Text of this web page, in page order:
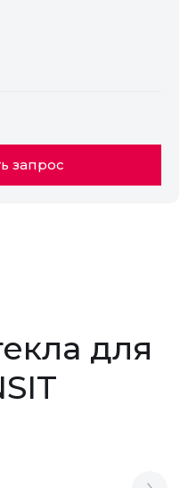
запрос
для